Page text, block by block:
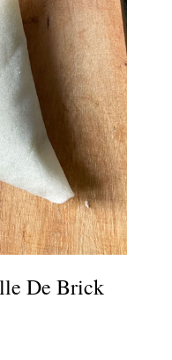
De Brick